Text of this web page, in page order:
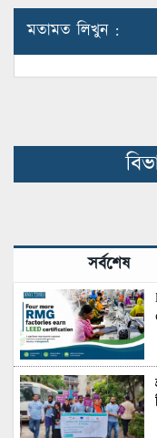
মতামত লিখুন :
সর্বশেষ